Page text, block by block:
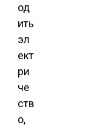
од
ить
эл
ект
ри
че
ств
о,